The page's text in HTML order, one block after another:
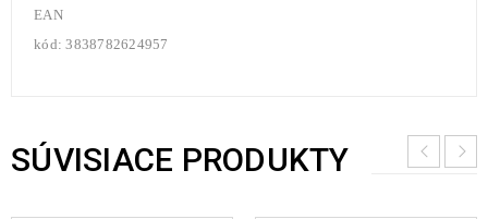
EAN
kód: 3838782624957
SÚVISIACE PRODUKTY